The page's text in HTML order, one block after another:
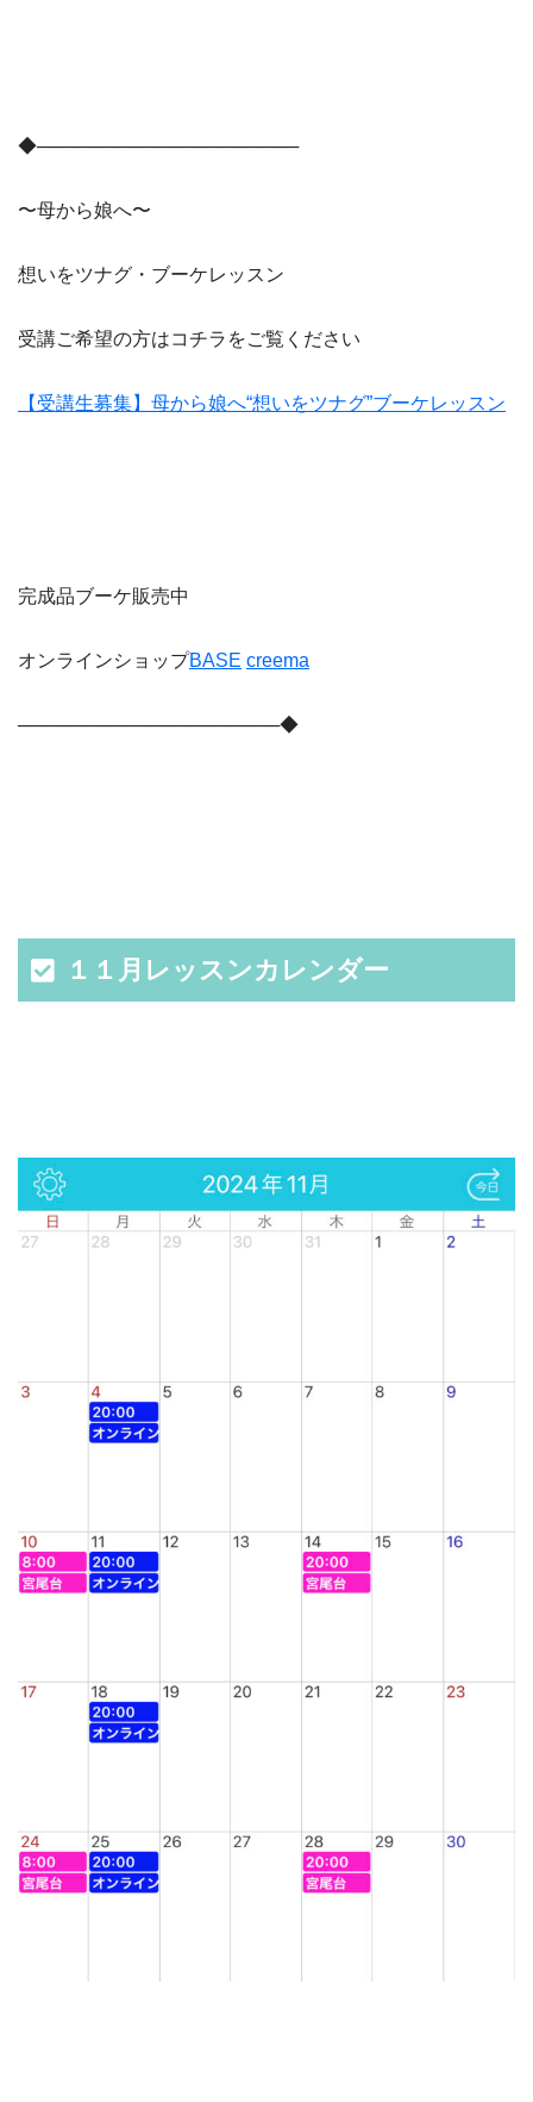
◆────────────────────
〜母から娘へ〜
想いをツナグ・ブーケレッスン
受講ご希望の方はコチラをご覧ください
【受講生募集】母から娘へ“想いをツナグ”ブーケレッスン
完成品ブーケ販売中
オンラインショップBASE creema
────────────────────◆
１１月レッスンカレンダー